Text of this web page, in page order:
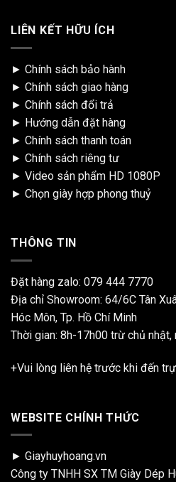
LIÊN KẾT HỮU ÍCH
► Chính sách bảo hành
► Chính sách giao hàng
► Chính sách đổi trả
► Hướng dẫn đặt hàng
► Chính sách thanh toán
► Chính sách riêng tư
► Video sản phẩm HD 1080P
► Chọn giày hợp phong thuỷ
THÔNG TIN
Đặt hàng zalo: 079 444 7770
Địa chỉ Showroom: 64/6C Tân
Hóc Môn, Tp. Hồ Chí Minh
Thời gian: 8h-17h00 trừ chủ nhật,
+Vui lòng liên hệ trước khi đến
WEBSITE CHÍNH THỨC
► Giayhuyhoang.vn
Công ty TNHH SX TM Giày Dép